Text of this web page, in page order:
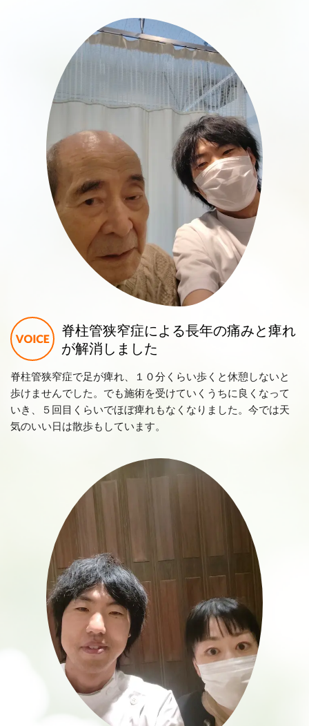
脊柱管狭窄症による長年の痛みと痺れ
が解消しました
脊柱管狭窄症で足が痺れ、１０分くらい歩くと休憩しないと
歩けませんでした。でも施術を受けていくうちに良くなって
いき、５回目くらいでほぼ痺れもなくなりました。今では天
気のいい日は散歩もしています。